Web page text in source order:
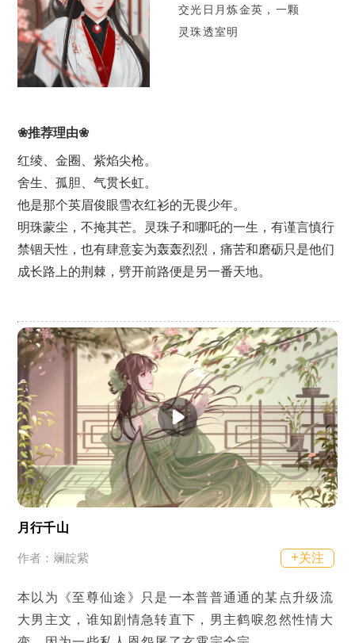
交光日月炼金英，一颗
灵珠透室明
❀推荐理由❀
红绫、金圈、紫焰尖枪。
舍生、孤胆、气贯长虹。
他是那个英眉俊眼雪衣红衫的无畏少年。
明珠蒙尘，不掩其芒。灵珠子和哪吒的一生，有谨言慎行
禁锢天性，也有肆意妄为轰轰烈烈，痛苦和磨砺只是他们
成长路上的荆棘，劈开前路便是另一番天地。
月行千山
作者：斓靛紫 +关注
本以为《至尊仙途》只是一本普普通通的某点升级流
大男主文，谁知剧情急转直下，男主鹤唳忽然性情大